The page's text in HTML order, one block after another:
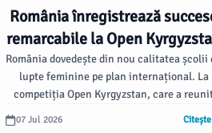
România înregistrează
remarcabile la Open
România dovedește din nou calitatea școlii
lupte feminine pe plan internațional. La
competiția Open Kyrgyzstan, care a
reprezentantele țării noastre s-au
07 Jul 2026 Citește